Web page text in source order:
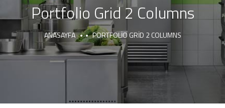
Portfolio Grid 2 Columns
ANASAYFA PORTFOLIO GRID 2 COLUMNS